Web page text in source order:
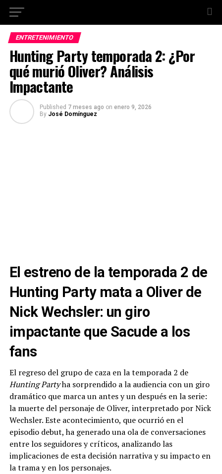
ENTRETENIMIENTO
Hunting Party temporada 2: ¿Por
qué murió Oliver? Análisis
Impactante
Published 7 meses ago on enero 9, 2026
By José Domínguez
El estreno de la temporada 2 de
Hunting Party mata a Oliver de
Nick Wechsler: un giro
impactante que Sacude a los
fans
El regreso del grupo de caza en la temporada 2 de
Hunting Partyha sorprendido a la audiencia con un giro
dramático que marca un antes y un después en la serie:
la muerte del personaje de Oliver, interpretado por Nick
Wechsler. Este acontecimiento, que ocurrió en el
episodio debut, ha generado una ola de conversaciones
entre los seguidores y críticos, analizando las
implicaciones de esta decisión narrativa y su impacto en
la trama y en los personajes.